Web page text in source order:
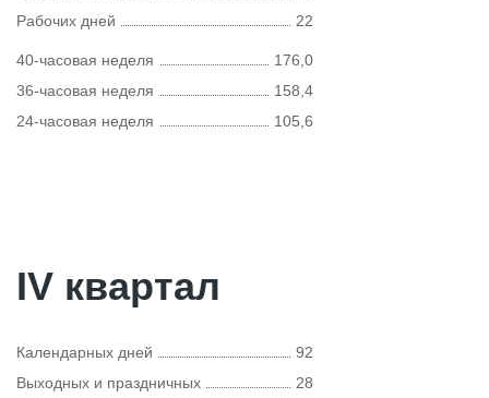
Рабочих дней
22
40-часовая неделя
176,0
36-часовая неделя
158,4
24-часовая неделя
105,6
IV квартал
Календарных дней
92
Выходных и праздничных
28